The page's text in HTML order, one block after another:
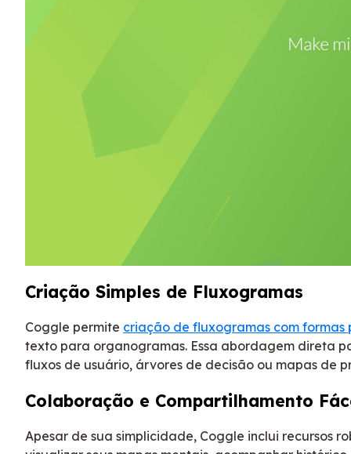
Criação Simples de Fluxogramas
Coggle permite criação de fluxogramas com formas
texto para organogramas. Essa abordagem direta
fluxos de usuário, árvores de decisão ou mapas de
Colaboração e Compartilhamento
Apesar de sua simplicidade, Coggle inclui recursos